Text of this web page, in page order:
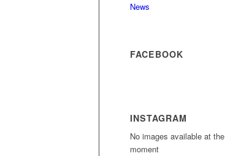
News
FACEBOOK
INSTAGRAM
No images available at the
moment